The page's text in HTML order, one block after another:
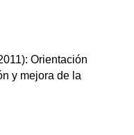
Orientación
y mejora de la